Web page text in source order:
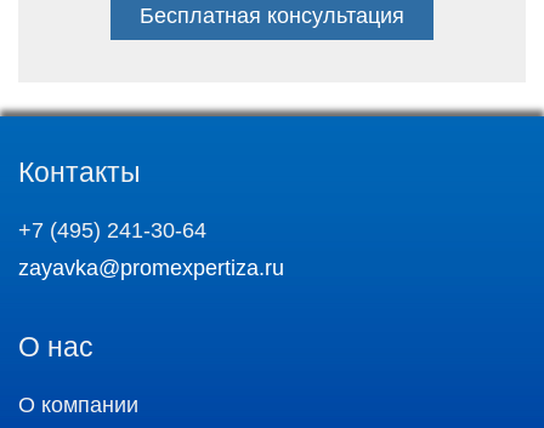
Бесплатная консультация
Контакты
+7 (495) 241-30-64
zayavka@promexpertiza.ru
О нас
О компании